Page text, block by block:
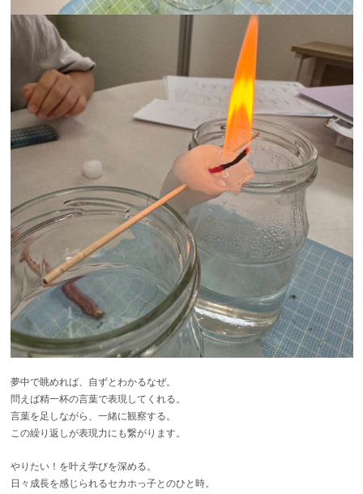
夢中で眺めれば、自ずとわかるなぜ。
問えば精一杯の言葉で表現してくれる。
言葉を足しながら、一緒に観察する。
この繰り返しが表現力にも繋がります。
やりたい！を叶え学びを深める。
日々成長を感じられるセカホっ子とのひと時。